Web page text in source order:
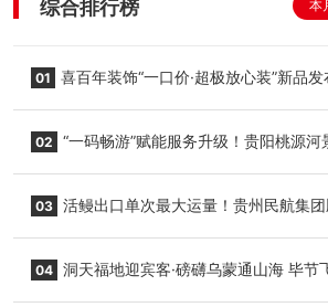
综合排行榜 本
01 喜百年装饰“一口价·超极放心装”新品
02 “一码畅游”赋能服务升级！贵阳桃源河
03 活鳗出口单次最大运量！贵州民航集
04 洞天福地迎宾客·磅礴乌蒙通山海 毕节